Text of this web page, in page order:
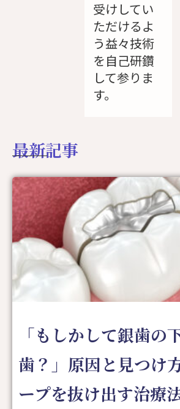
受けしてい
ただけるよ
う益々技術
を自己研鑽
して参りま
す。
最新記事
「もしかして銀歯の
歯？」原因と見つけ
ープを抜け出す治療